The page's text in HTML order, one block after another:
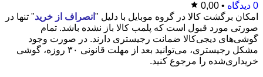
0 دیدگاه •
0,00
امکان برگشت کالا در گروه موبایل با دلیل " انصراف از خرید" تنها در
صورتی مورد قبول است که پلمب کالا باز نشده باشد. تمام
گوشی‌های دیجی‌کالا ضمانت رجیستری دارند. در صورت وجود
مشکل رجیستری، می‌توانید بعد از مهلت قانونی ۳۰ روزه، گوشی
خریداری‌شده را مرجوع کنید.